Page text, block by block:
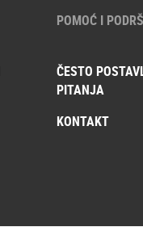
POMOĆ I
ČESTO
PITANJA
KONTAKT